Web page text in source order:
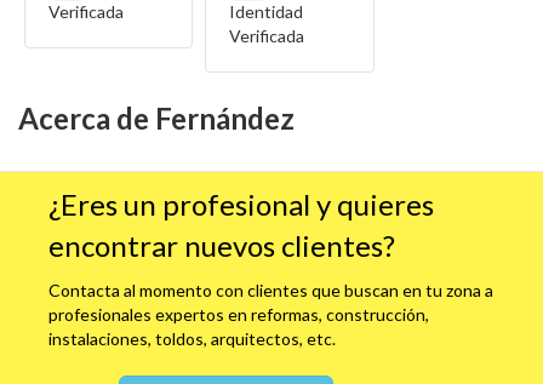
Verificada
Identidad
Verificada
Acerca de Fernández
¿Eres un profesional y quieres
encontrar nuevos clientes?
Contacta al momento con clientes que buscan en tu zona a
profesionales expertos en reformas, construcción,
instalaciones, toldos, arquitectos, etc.